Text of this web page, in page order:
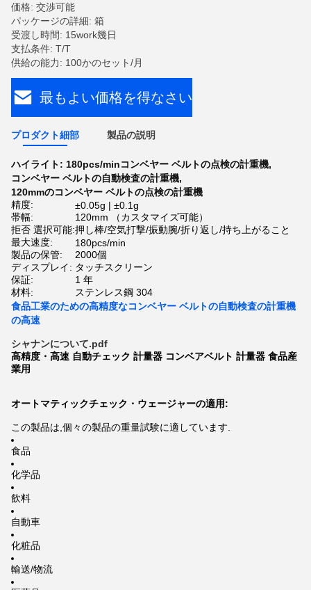
価格: 交渉可能
パッケージの詳細: 箱
受渡し時間: 15work幾日
支払条件: T/T
供給の能力: 100かのセット/月
最もよい価格を得なさい
プロダクト細部 製品の説明
ハイライト: 180pcs/minコンベヤー ベルトの点検の計重機,
コンベヤー ベルトの自動検査の計重機,
120mmのコンベヤー ベルトの点検の計重機
精度:
±0.05g | ±0.1g
帯幅:
120mm （カスタマイズ可能）
拒否 選択可能:押し棒/空気打撃/振動腕/折り返し/持ち上がること
最大速度:
180pcs/min
製品の保管:
2000個
ディスプレイ: タッチスクリーン
保証:
1 年
材料:
ステンレス鋼 304
食品工業のための高精度なコンベヤー ベルトの自動検査の計重機
の高速
シャナンについて.pdf
高精度・高速 自動チェック 計量器 コンベアベルト 計量器 食品産
業用
オートマティックチェック・ウェージャーの適用:
この製品は,個々の製品の重量試験に適しています.
食品
化学品
飲料
自動車
化粧品
輸送/物流